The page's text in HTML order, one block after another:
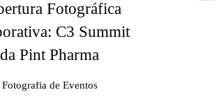
Fotográfica
C3 Summit
da Pint Pharma
Fotografia de Eventos